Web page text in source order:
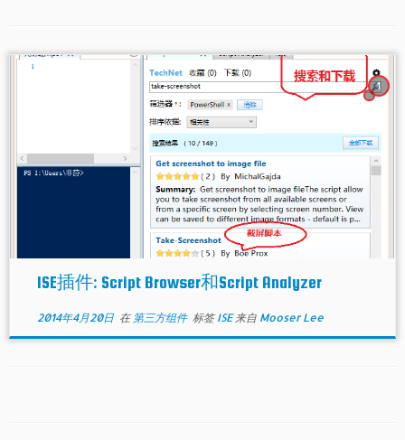
1
ISE插件: Script Browser和Script Analyzer
2014年4月20日在 第三方组件 标签ISE来自 Mooser Lee